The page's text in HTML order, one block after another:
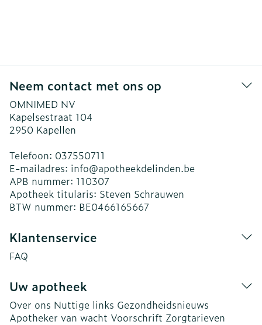
Neem contact met ons op
OMNIMED NV
Kapelsestraat 104
2950 Kapellen
Telefoon: 037550711
E-mailadres: info@apotheekdelinden.be
APB nummer: 110307
Apotheek titularis: Steven Schrauwen
BTW nummer: BE0466165667
Klantenservice
FAQ
Uw apotheek
Over ons Nuttige links Gezondheidsnieuws
Apotheker van wacht Voorschrift Zorgtarieven